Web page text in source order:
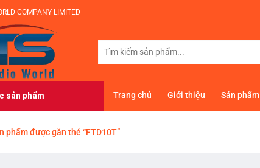
COMPANY LIMITED
Tìm
sản phẩm Trang chủ Giới thiệu Sản phẩm
phẩm được gắn thẻ “FTD10T”